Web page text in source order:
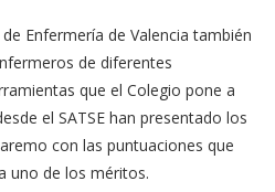
Enfermería de Valencia también
de diferentes
que el Colegio pone a
el SATSE han presentado los
con las puntuaciones que
uno de los méritos.